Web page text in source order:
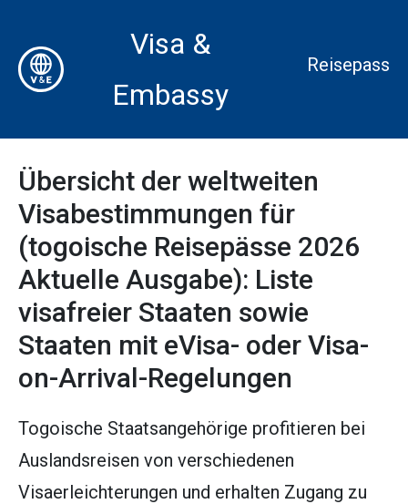
Visa &
Embassy
Reisepass
Übersicht der weltweiten
Visabestimmungen für
(togoische Reisepässe 2026
Aktuelle Ausgabe): Liste
visafreier Staaten sowie
Staaten mit eVisa- oder Visa-
on-Arrival-Regelungen
Togoische Staatsangehörige profitieren bei
Auslandsreisen von verschiedenen
Visaerleichterungen und erhalten Zugang zu